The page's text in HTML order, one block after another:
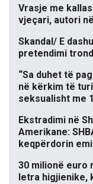
Vrasje me
vjeçari, autori
Skandal/ E
pretendimi
“Sa duhet të
në kërkim të
seksualisht me
Ekstradimi në
Amerikane:
keqpërdorin
30 milionë euro
letra higjienike,